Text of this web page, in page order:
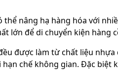
thể nâng hạ hàng hóa với
lớn để di chuyển kiện hàng
được làm từ chất liệu
chế không gian. Đặc biệt